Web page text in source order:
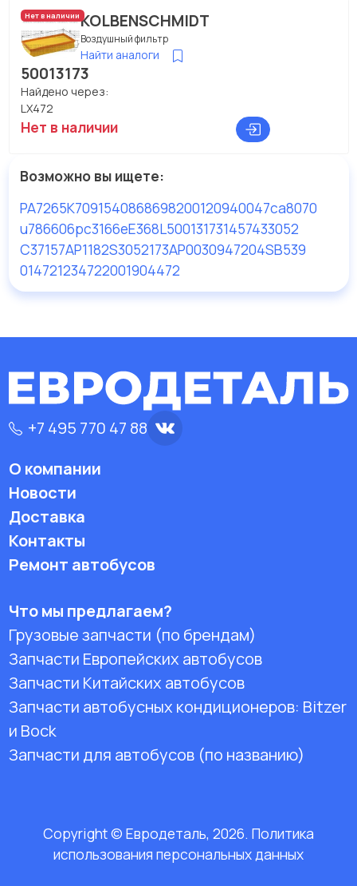
Нет в наличииKOLBENSCHMIDT
Воздушный фильтр
Найти аналоги
50013173
Найдено через:
LX472
Нет в наличии
Возможно вы ищете:
PA7265K7091540868698200120940047ca8070
u786606pc3166eE368L500131731457433052
C37157AP1182S3052173AP0030947204SB539
014721234722001904472
+7 495 770 47 88
О компании
Новости
Доставка
Контакты
Ремонт автобусов
Что мы предлагаем?
Грузовые запчасти (по брендам)
Запчасти Европейских автобусов
Запчасти Китайских автобусов
Запчасти автобусных кондиционеров: Bitzer
и Bock
Запчасти для автобусов (по названию)
Copyright © Евродеталь, 2026. Политика
использования персональных данных